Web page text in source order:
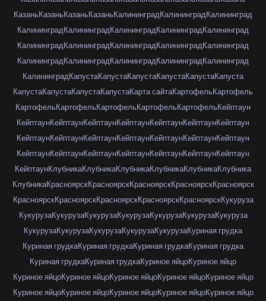
КазаньКазаньКазаньКазаньКалининградКалининградКалининград
КалининградКалининградКалининградКалининградКалининград
КалининградКалининградКалининградКалининградКалининград
КалининградКалининградКалининградКалининградКалининград
КалининградКапустаКапустаКапустаКапустаКапустаКапуста
КапустаКапустаКапустаКапустаКарта сайтаКартофельКартофель
КартофельКартофельКартофельКартофельКартофельКейптаун
КейптаунКейптаунКейптаунКейптаунКейптаунКейптаунКейптаун
КейптаунКейптаунКейптаунКейптаунКейптаунКейптаунКейптаун
КейптаунКейптаунКейптаунКейптаунКейптаунКейптаунКейптаун
КейптаунКлубникаКлубникаКлубникаКлубникаКлубникаКлубника
КлубникаКрасноярскКрасноярскКрасноярскКрасноярскКрасноярск
КрасноярскКрасноярскКрасноярскКрасноярскКрасноярскКукуруза
КукурузаКукурузаКукурузаКукурузаКукурузаКукурузаКукуруза
КукурузаКукурузаКукурузаКукурузаКукурузаКуриная грудка
Куриная грудкаКуриная грудкаКуриная грудкаКуриная грудка
Куриная грудкаКуриная грудкаКуриное яйцоКуриное яйцо
Куриное яйцоКуриное яйцоКуриное яйцоКуриное яйцоКуриное яйцо
Куриное яйцоКуриное яйцоКуриное яйцоКуриное яйцоКуриное яйцо